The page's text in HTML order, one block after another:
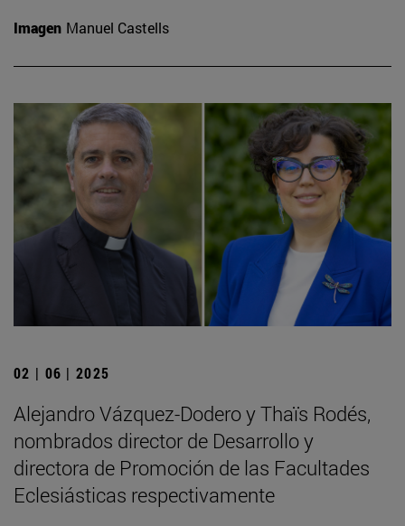
Imagen Manuel Castells
02 | 06 | 2025
Alejandro Vázquez-Dodero y Thaïs Rodés,
nombrados director de Desarrollo y
directora de Promoción de las Facultades
Eclesiásticas respectivamente